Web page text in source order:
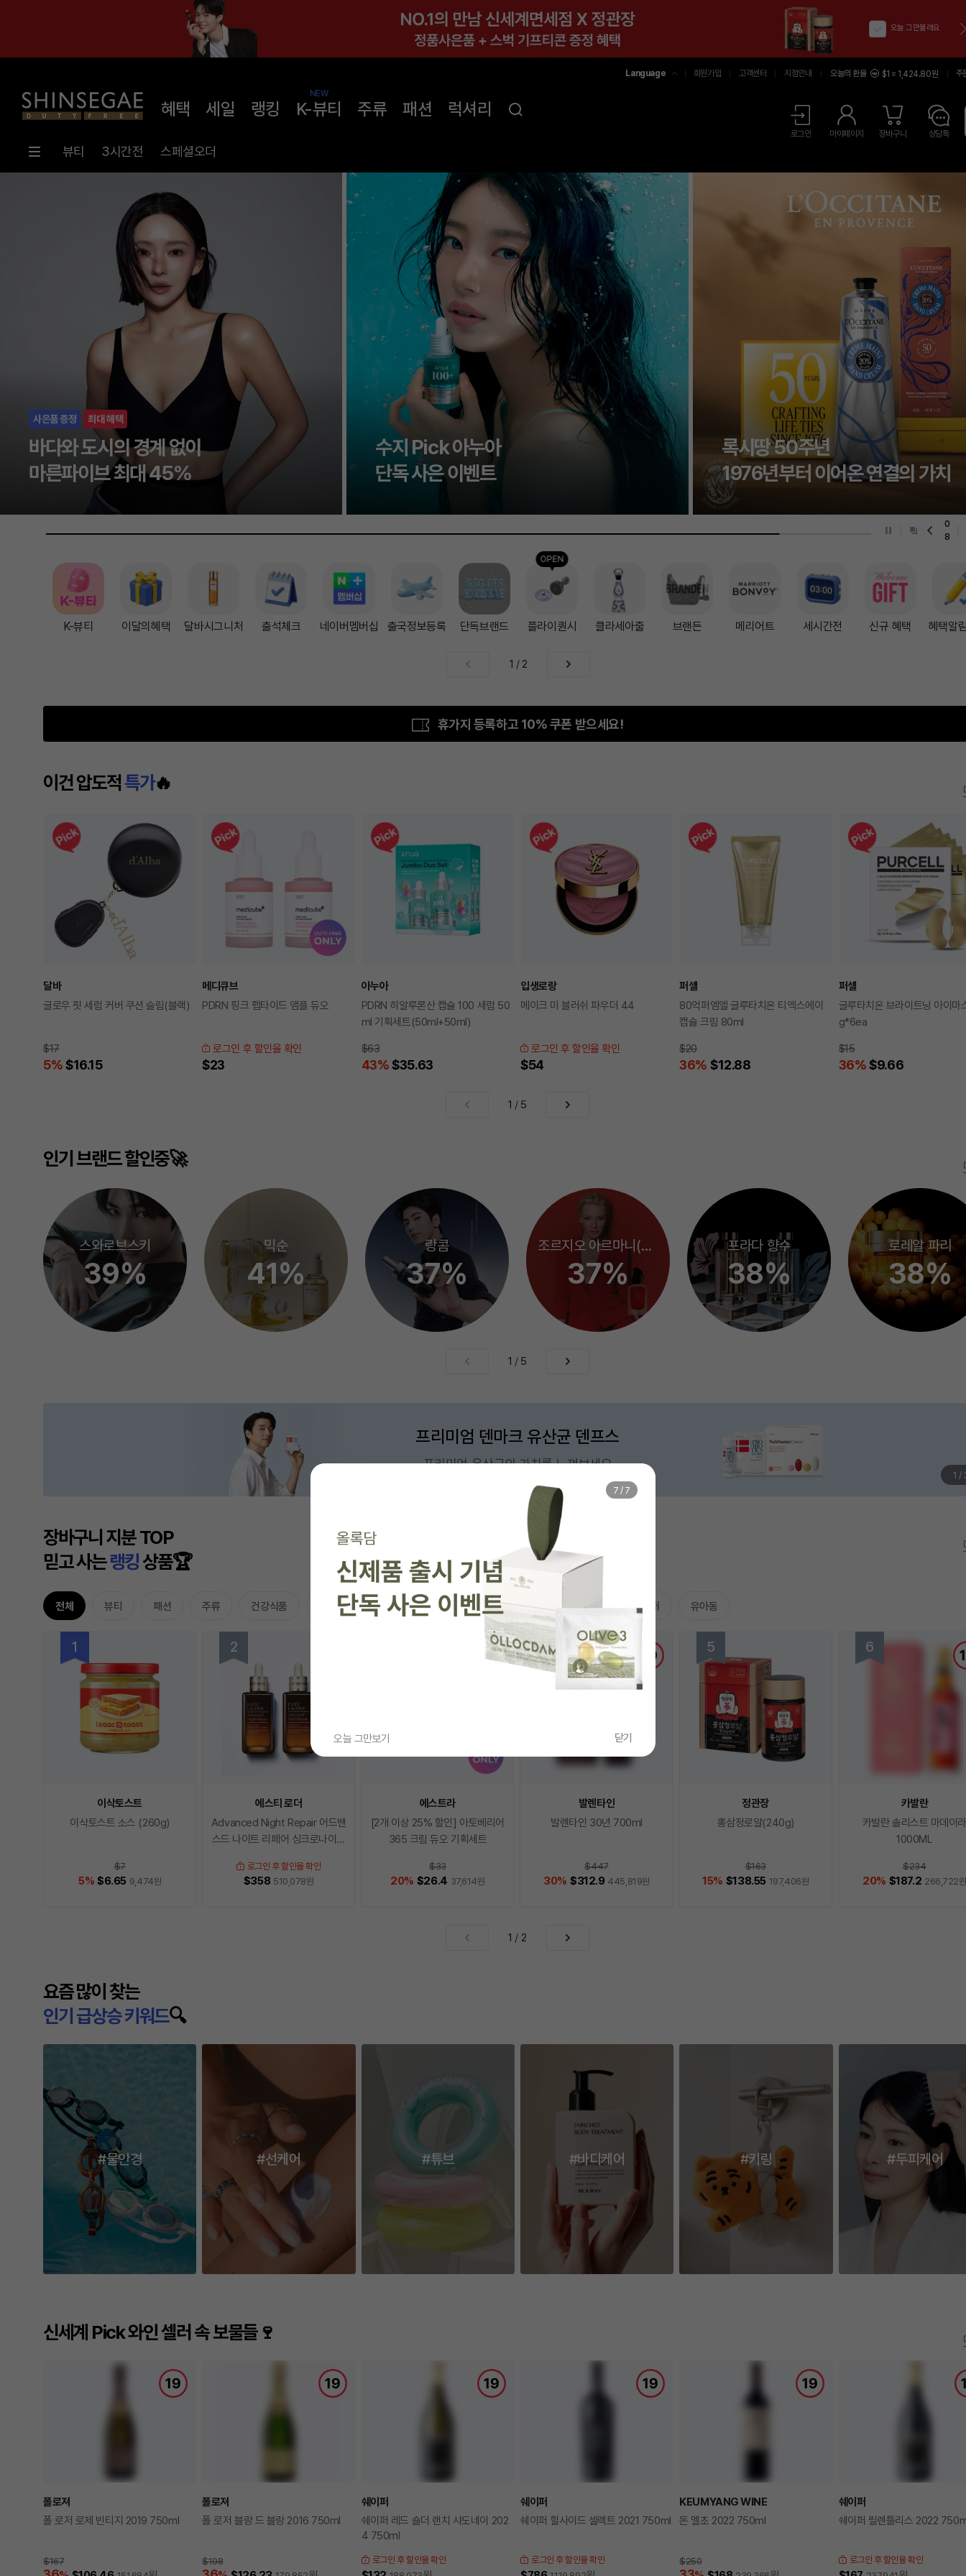
오늘 그만볼래요
Language
회원가입 고객센터 지점안내 오늘의 환율 $1 = 1,424.80원 주
혜택 세일 랭킹 K-뷰티
NEW
주류 패션 럭셔리
로그인 마이페이지 장바구니 상담톡
뷰티 3시간전 스페셜오더
신상품 사은증정
바이레도 NEW 카디퓨저
감각적인 향의 여정
신세계면세점 단독 브랜드 제안
신세계면세점
단독 입점 브랜드
오니스트 단독 행사
최대 35% 할인!
0
9
K-뷰티 이달의혜택 달바시그니처 출석체크 네이버멤버십 출국정보등록 단독브랜드
OPEN
플라이퀀시 클라세아줄 브랜든 메리어트 세시간전 신규 혜택 혜택알
1 / 2
휴가지 등록하고 10% 쿠폰 받으세요!
이건 압도적특가🔥
달바
글로우 핏 세럼 커버 쿠션 슬림(블랙)
$17
5%$16.15
메디큐브
PDRN 핑크 펩타이드 앰플 듀오
로그인 후 할인율 확인
$23
아누아
PDRN 히알루론산 캡슐 100 세럼 50
ml 기획세트(50ml+50ml)
$63
43% $35.63
입생로랑
메이크 미 블러쉬 파우더 44
로그인 후 할인율 확인
$54
퍼셀
80억퍼엠엘 글루타치온 티엑스에이
캡슐 크림 80ml
$20
36% $12.88
퍼셀
글루타치온 브라이트닝 아이마
g*6ea
$15
36% $9.66
1 / 5
인기 브랜드 할인중🚀
스와로브스키
39%
믹순
41%
랑콤
37%
조르지오 아르마니(pfm)
37%
프라다 향수
38%
로레알 파리
38%
1 / 5
프리미엄 덴마크 유산균 덴프스
프리미엄 유산균의 가치를 느껴보세요
1 /
장바구니 지분 TOP
믿고 사는랭킹상품🏆
전체 뷰티 패션 주류 건강식품 맨즈에딧 시계/주얼리 식품 리빙 전자 스포츠/레저 유아동
이삭토스트
이삭토스트 소스 (260g)
$7
5% $6.65 9,474원
에스티 로더
Advanced Night Repair 어드밴
스드 나이트 리페어 싱크로나이즈
로그인 후 할인율 확인
$358 510,078원
에스트라
[2개 이상 25% 할인] 아토베리어
365 크림 듀오 기획세트
$33
20% $26.4 37,614원
발렌타인
발렌타인 30년 700ml
$447
30% $312.9 445,819원
정관장
홍삼정로얄(240g)
$163
15% $138.55 197,406원
카발란
카발란 솔리스트 마데이라
1000ML
$234
20% $187.2 266,722원
1 / 2
요즘 많이 찾는
인기 급상승 키워드🔍
#물안경 #선케어 #튜브 #바디케어 #키링 #두피케어
신세계 Pick 와인 셀러 속 보물들🍷
폴로져
폴 로저 로제 빈티지 2019 750ml
$167
폴로져
폴 로저 블랑 드 블랑 2016 750ml
$198
쉐이퍼
쉐이퍼 레드 숄더 랜치 샤도네이 202
4 750ml
로그인 후 할인율 확인
쉐이퍼
쉐이퍼 힐사이드 셀렉트 2021 750ml
로그인 후 할인율 확인
KEUMYANG WINE
돈 멜초 2022 750ml
$250
쉐이퍼
쉐이퍼 릴렌틀리스 2022
로그인 후 할인율 확인
7 / 7
오늘 그만보기 닫기